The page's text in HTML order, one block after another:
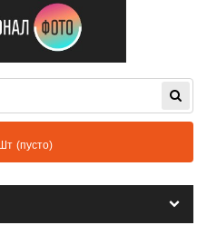
(пусто)